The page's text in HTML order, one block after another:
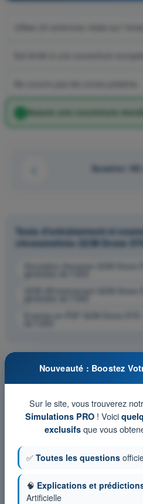
Assure une couverture
Question 162
Tests d'entraînement et
chronométrés QCM Drone
Simulation d'examen QCM Drone
QCM d'Entraînement QCM Drone
Examen en PDF QCM Drone
Nouveauté : Boostez
Sur le site, vous trouverez
Simulations PRO! Voici
exclusifsque vous
✅ Toutes les questions
🧠 Explications et
Artificielle